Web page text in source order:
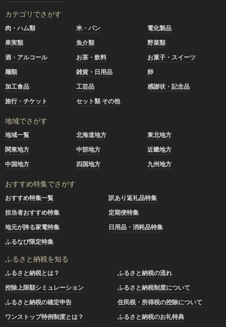
カテゴリでさがす
肉・ハム類 米・パン
電化製品
果実類
魚介類
野菜類
酒・アルコール
お茶・飲料
お菓子・スイーツ
麺類
雑貨・日用品
卵
加工食品
工芸品
感謝状・記念品
旅行・チケット
セット類 その他
地域でさがす
地域一覧 北海道地方
東北地方
関東地方
中部地方
近畿地方
中国地方
四国地方 九州地方
おすすめ特集でさがす
おすすめ特集一覧
訳あり返礼品特集
担当者おすすめ特集
定期便特集
地元が誇る家電特集
日用品・消耗品特集
ふるなび限定特集
ふるさと納税を知る
ふるさと納税とは？
ふるさと納税の流れ
控除上限額シミュレーション
ふるさと納税制度について
ふるさと納税の確定申告
住民税・所得税の控除について
ワンストップ特例制度とは？
ふるさと納税のお礼特典